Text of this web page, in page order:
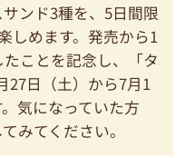
ンド3種を、5日間限
しめます。発売から1
ことを記念し、「タ
27日（土）から7月1
気になっていた方
みてください。